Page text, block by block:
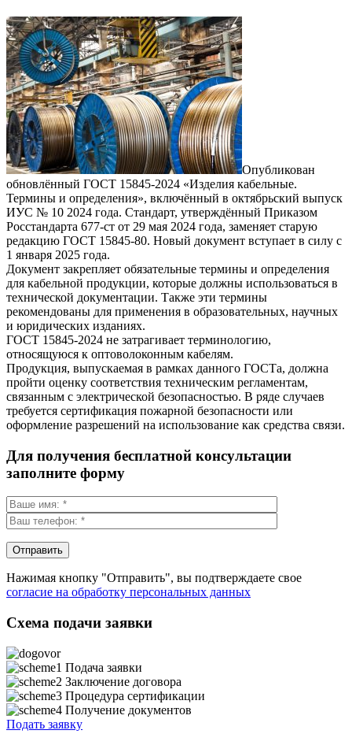
Опубликован
обновлённый ГОСТ 15845-2024 «Изделия кабельные.
Термины и определения», включённый в октябрьский выпуск
ИУС № 10 2024 года. Стандарт, утверждённый Приказом
Росстандарта 677-ст от 29 мая 2024 года, заменяет старую
редакцию ГОСТ 15845-80. Новый документ вступает в силу с
1 января 2025 года.
Документ закрепляет обязательные термины и определения
для кабельной продукции, которые должны использоваться в
технической документации. Также эти термины
рекомендованы для применения в образовательных, научных
и юридических изданиях.
ГОСТ 15845-2024 не затрагивает терминологию,
относящуюся к оптоволоконным кабелям.
Продукция, выпускаемая в рамках данного ГОСТа, должна
пройти оценку соответствия техническим регламентам,
связанным с электрической безопасностью. В ряде случаев
требуется сертификация пожарной безопасности или
оформление разрешений на использование как средства связи.
Для получения бесплатной консультации
заполните форму
Нажимая кнопку "Отправить", вы подтверждаете свое
согласие на обработку персональных данных
Схема подачи заявки
Подача заявки
Заключение договора
Процедура сертификации
Получение документов
Подать заявку